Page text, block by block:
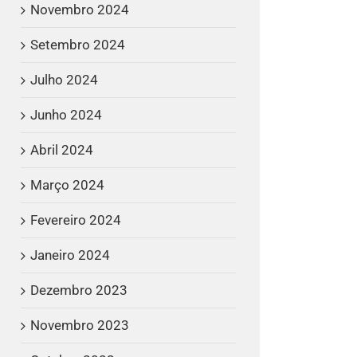
Novembro 2024
Setembro 2024
Julho 2024
Junho 2024
Abril 2024
Março 2024
Fevereiro 2024
Janeiro 2024
Dezembro 2023
Novembro 2023